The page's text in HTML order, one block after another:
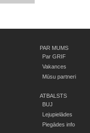
PAR MUMS
Par GRIF
Vakances
Mūsu partneri
ATBALSTS
BUJ
Lejupielādes
Piegādes info